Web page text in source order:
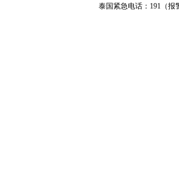
泰国紧急电话：191（报